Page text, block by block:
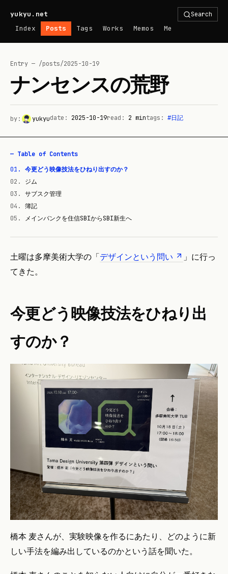
yukyu.net Search
Index Posts Tags Works Memos Me
Entry — /posts/2025-10-19
ナンセンスの荒野
by: yukyudate: 2025-10-19read: 2 mintags: #日記
— Table of Contents
01 .
今更どう映像技法をひねり出すのか？
02 .
ジム
03 .
サブスク管理
04 .
簿記
05 . メインバンクを住信SBIからSBI新生へ
土曜は多摩美術大学の「デザインという問い
」に行っ
てきた。
今更どう映像技法をひねり出
すのか？
橋本 麦さんが、実験映像を作るにあたり、どのように新
しい手法を編み出しているのかという話を聞いた。